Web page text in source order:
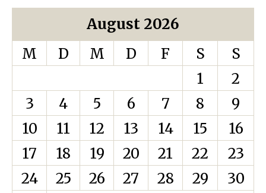
August 2026
M
D M D F S
S
1
2
3
4 5 6 7 8
9
10
11 12 13 14 15
16
17
18 19 20 21 22
23
24
25 26 27 28 29
30